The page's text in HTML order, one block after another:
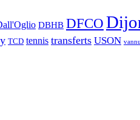
DBHB DFCO
TCD tennis transferts USON